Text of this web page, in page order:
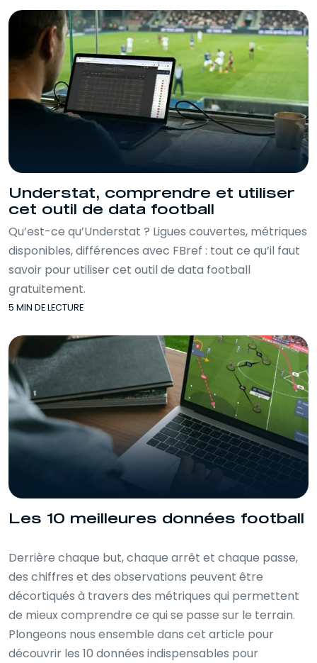
Understat, comprendre et utiliser
cet outil de data football
Qu’est-ce qu’Understat ? Ligues couvertes, métriques
disponibles, différences avec FBref : tout ce qu’il faut
savoir pour utiliser cet outil de data football
gratuitement.
5 MIN DE LECTURE
Les 10 meilleures données football
Derrière chaque but, chaque arrêt et chaque passe,
des chiffres et des observations peuvent être
décortiqués à travers des métriques qui permettent
de mieux comprendre ce qui se passe sur le terrain.
Plongeons nous ensemble dans cet article pour
découvrir les 10 données indispensables pour